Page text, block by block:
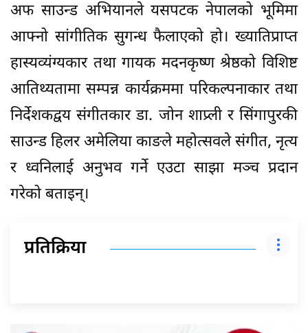
अफ साउन्ड अभियानले यसपटक नेपालको भूमिमा
आफ्नो सांगीतिक सुगन्ध फैलाएको हो। ख्यातिप्राप्त
हास्यव्यंग्यकार तथा गायक मदनकृष्ण श्रेष्ठको विशिष्ट
आतिथ्यतामा सम्पन्न कार्यक्रममा परिकल्पनाकार तथा
निर्देशकद्वय संगीतकार डा. जोन शाप्र्ली र सिंगापुरकी
साउन्ड हिलर अमेलिया काङले महोत्सवले संगीत, नृत्य
र ध्वनिलाई अनुभव गर्ने एउटा साझा मञ्च प्रदान
गरेको बताइन्।
प्रतिक्रिया